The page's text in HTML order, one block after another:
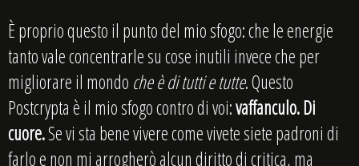
È proprio questo il punto del mio sfogo: che le energie
tanto vale concentrarle su cose inutili invece che per
migliorare il mondo che è di tutti e tutte. Questo
Postcrypta è il mio sfogo contro di voi:vaffanculo. Di
cuore.Se vi sta bene vivere come vivete siete padroni di
farlo e non mi arrogherò alcun diritto di critica, ma